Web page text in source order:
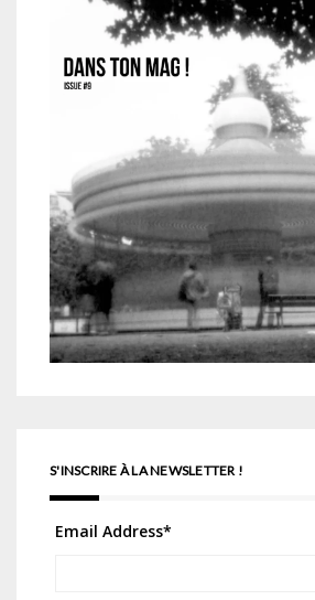
S'INSCRIRE À LA NEWSLETTER !
Email Address*